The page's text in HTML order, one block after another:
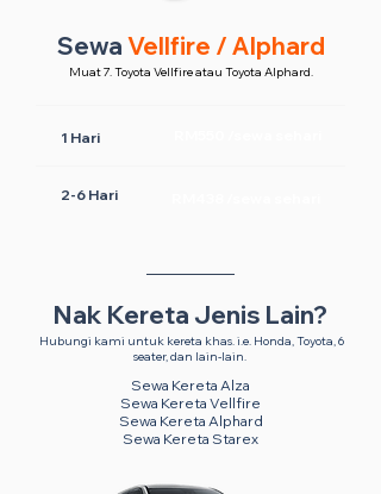
Sewa Vellfire / Alphard
Muat 7. Toyota Vellfire atau Toyota Alphard.
1 Hari
2-6 Hari
Nak Kereta Jenis Lain?
Hubungi kami untuk kereta khas. i.e. Honda, Toyota, 6
seater, dan lain-lain.
Sewa Kereta Alza
Sewa Kereta Vellfire
Sewa Kereta Alphard
Sewa Kereta Starex